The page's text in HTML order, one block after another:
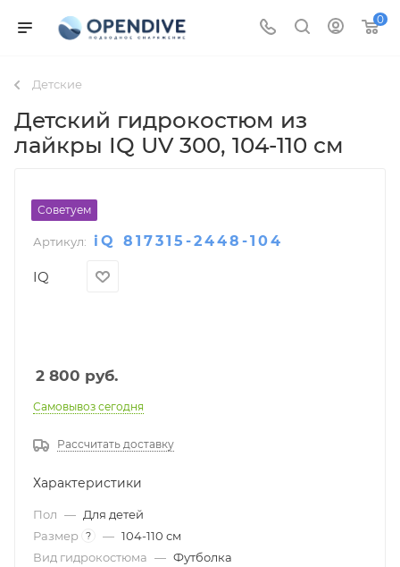
0
Детские
Детский гидрокостюм из
лайкры IQ UV 300, 104-110 см
Советуем
Артикул: iQ 817315-2448-104
IQ
2 800 руб.
Самовывоз сегодня
Рассчитать доставку
Характеристики
Пол — Для детей
Размер
? — 104-110 см
Вид гидрокостюма — Футболка